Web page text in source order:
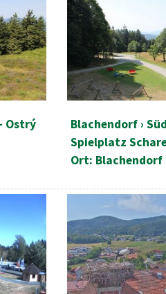
Ostrý
Blachendorf ›
Spielplatz
Ort: Blachendorf